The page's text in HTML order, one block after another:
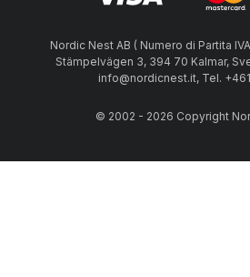
Nordic Nest AB ( Numero di Partita
Stämpelvägen 3, 394 70 Kalmar,
info@nordicnest.it, Tel.
© 2002 - 2026 Copyright